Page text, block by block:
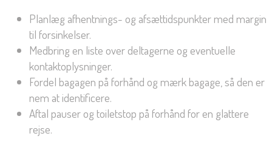
Planlæg afhentnings- og afsættidspunkter med margin
til forsinkelser.
Medbring en liste over deltagerne og eventuelle
kontaktoplysninger.
Fordel bagagen på forhånd og mærk bagage, så den er
nem at identificere.
Aftal pauser og toiletstop på forhånd for en glattere
rejse.